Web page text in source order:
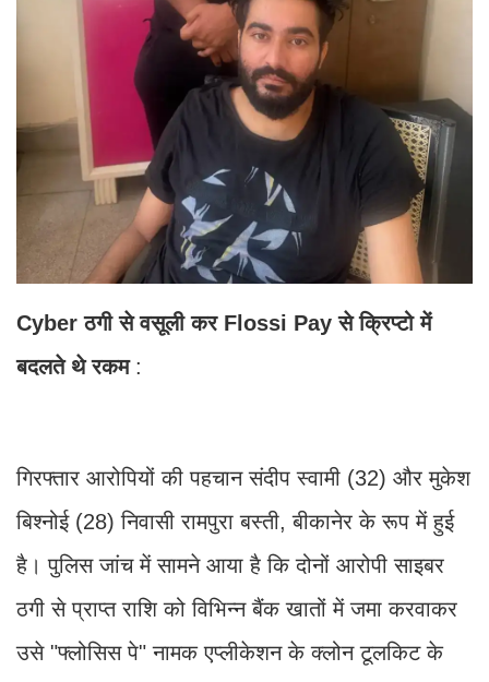
Cyber ठगी से वसूली कर Flossi Pay से क्रिप्टो में
बदलते थे रकम:
गिरफ्तार आरोपियों की पहचान संदीप स्वामी (32) और मुकेश
बिश्नोई (28) निवासी रामपुरा बस्ती, बीकानेर के रूप में हुई
है। पुलिस जांच में सामने आया है कि दोनों आरोपी साइबर
ठगी से प्राप्त राशि को विभिन्न बैंक खातों में जमा करवाकर
उसे "फ्लोसिस पे" नामक एप्लीकेशन के क्लोन टूलकिट के